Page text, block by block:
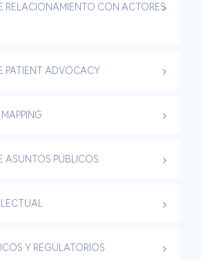
RELACIONAMIENTO CON ACTORES
PATIENT ADVOCACY
ASUNTOS PÚBLICOS
Y REGULATORIOS